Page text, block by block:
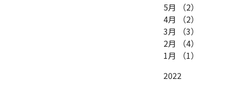
5月
（2）
4月
（2）
3月
（3）
2月
（4）
1月
（1）
2022